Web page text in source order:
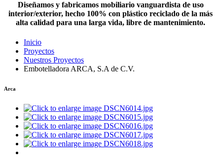
Diseñamos y fabricamos mobiliario vanguardista de uso
interior/exterior, hecho 100% con plástico reciclado de la más
alta calidad para una larga vida, libre de mantenimiento.
Inicio
Proyectos
Nuestros Proyectos
Embotelladora ARCA, S.A de C.V.
Arca